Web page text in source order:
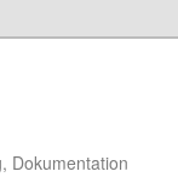
Dokumentation